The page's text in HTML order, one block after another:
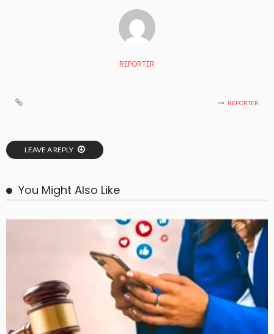
REPORTER
REPORTER
LEAVE A REPLY
You Might Also Like